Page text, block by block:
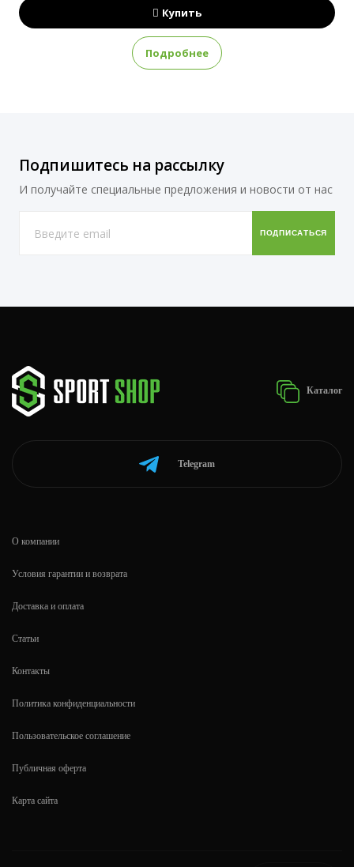
Купить
Подробнее
Подпишитесь на рассылку
И получайте специальные предложения и новости от нас
Каталог
Telegram
О компании
Условия гарантии и возврата
Доставка и оплата
Статьи
Контакты
Политика конфиденциальности
Пользовательское соглашение
Публичная оферта
Карта сайта